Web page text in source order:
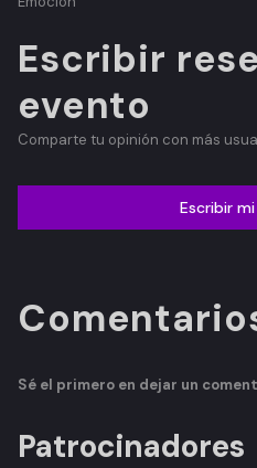
Escribir
evento
Comparte tu opinión con más
Escribir
Sé el primero en dejar un
Patrocinadores